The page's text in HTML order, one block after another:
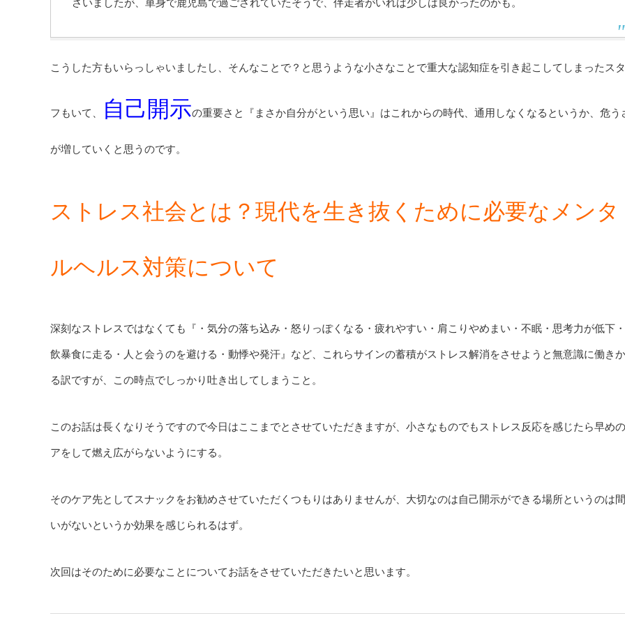
さいましたが、単身で鹿児島で過ごされていたそうで、伴走者がいれば少しは良かったのかも。
こうした方もいらっしゃいましたし、そんなことで？と思うような小さなことで重大な認知症を引き起こしてしまったス
フもいて、 自己開示の重要さと『まさか自分がという思い』はこれからの時代、通用しなくなるというか、危う
が増していくと思うのです。
ストレス社会とは？現代を生き抜くために必要なメンタ
ルヘルス対策について
深刻なストレスではなくても『・気分の落ち込み・怒りっぽくなる・疲れやすい・肩こりやめまい・不眠・思考力が低下
飲暴食に走る・人と会うのを避ける・動悸や発汗』など、これらサインの蓄積がストレス解消をさせようと無意識に働き
る訳ですが、この時点でしっかり吐き出してしまうこと。
このお話は長くなりそうですので今日はここまでとさせていただきますが、小さなものでもストレス反応を感じたら早め
アをして燃え広がらないようにする。
そのケア先としてスナックをお勧めさせていただくつもりはありませんが、大切なのは自己開示ができる場所というのは
いがないというか効果を感じられるはず。
次回はそのために必要なことについてお話をさせていただきたいと思います。